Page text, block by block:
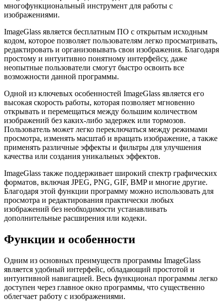
многофункциональный инструмент для работы с
изображениями.
ImageGlass является бесплатным ПО с открытым исходным
кодом, которое позволяет пользователям легко просматривать,
редактировать и организовывать свои изображения. Благодаря
простому и интуитивно понятному интерфейсу, даже
неопытные пользователи смогут быстро освоить все
возможности данной программы.
Одной из ключевых особенностей ImageGlass является его
высокая скорость работы, которая позволяет мгновенно
открывать и перемещаться между большим количеством
изображений без каких-либо задержек или тормозов.
Пользователь может легко переключаться между режимами
просмотра, изменять масштаб и вращать изображение, а также
применять различные эффекты и фильтры для улучшения
качества или создания уникальных эффектов.
ImageGlass также поддерживает широкий спектр графических
форматов, включая JPEG, PNG, GIF, BMP и многие другие.
Благодаря этой функции программу можно использовать для
просмотра и редактирования практически любых
изображений без необходимости устанавливать
дополнительные расширения или кодеки.
Функции и особенности
Одним из основных преимуществ программы ImageGlass
является удобный интерфейс, обладающий простотой и
интуитивной навигацией. Весь функционал программы легко
доступен через главное окно программы, что существенно
облегчает работу с изображениями.